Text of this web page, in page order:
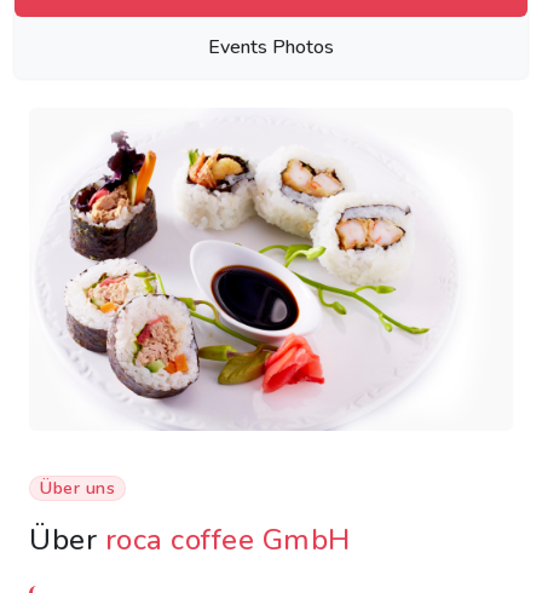
Events Photos
Über uns
Über roca coffee GmbH